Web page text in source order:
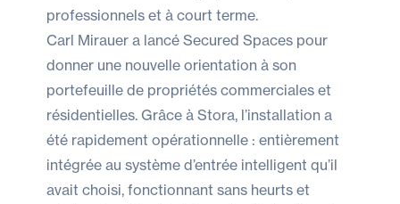
professionnels et à court terme.
Carl Mirauer a lancé Secured Spaces pour
donner une nouvelle orientation à son
portefeuille de propriétés commerciales et
résidentielles. Grâce à Stora, l’installation a
été rapidement opérationnelle : entièrement
intégrée au système d’entrée intelligent qu’il
avait choisi, fonctionnant sans heurts et